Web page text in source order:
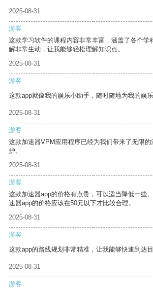
2025-08-31
游客
这款学习软件的课程内容非常丰富，涵盖了各个学
解非常生动，让我能够轻松理解知识点。
2025-08-31
游客
这款app就像我的娱乐小助手，随时随地为我的娱乐
2025-08-31
游客
这款加速器VPM应用程序已经为我们带来了无限
护。
2025-08-31
游客
这款加速器app的价格有点贵，可以适当降低一些
速器app的价格应该在50元以下才比较合理。
2025-08-31
游客
这款app的路线规划非常精准，让我能够快速到达目
2025-08-31
游客